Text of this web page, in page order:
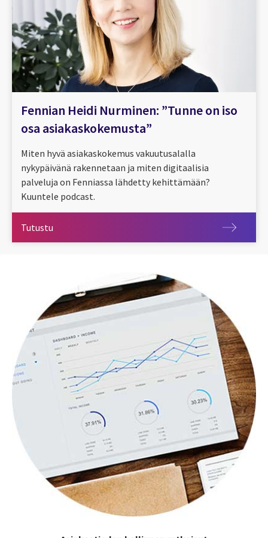
Fennian Heidi Nurminen: ”Tunne on iso
osa asiakaskokemusta”
Miten hyvä asiakaskokemus vakuutusalalla
nykypäivänä rakennetaan ja miten digitaalisia
palveluja on Fenniassa lähdetty kehittämään?
Kuuntele podcast.
Tutustu